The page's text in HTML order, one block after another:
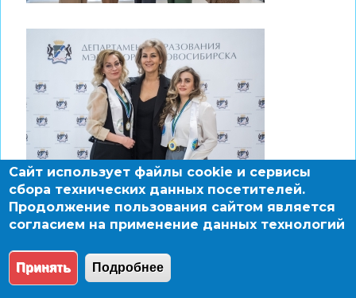
Сайт использует файлы cookie и сервисы
сбора технических данных посетителей.
Продолжение пользования сайтом является
согласием на применение данных технологий
Принять Подробнее